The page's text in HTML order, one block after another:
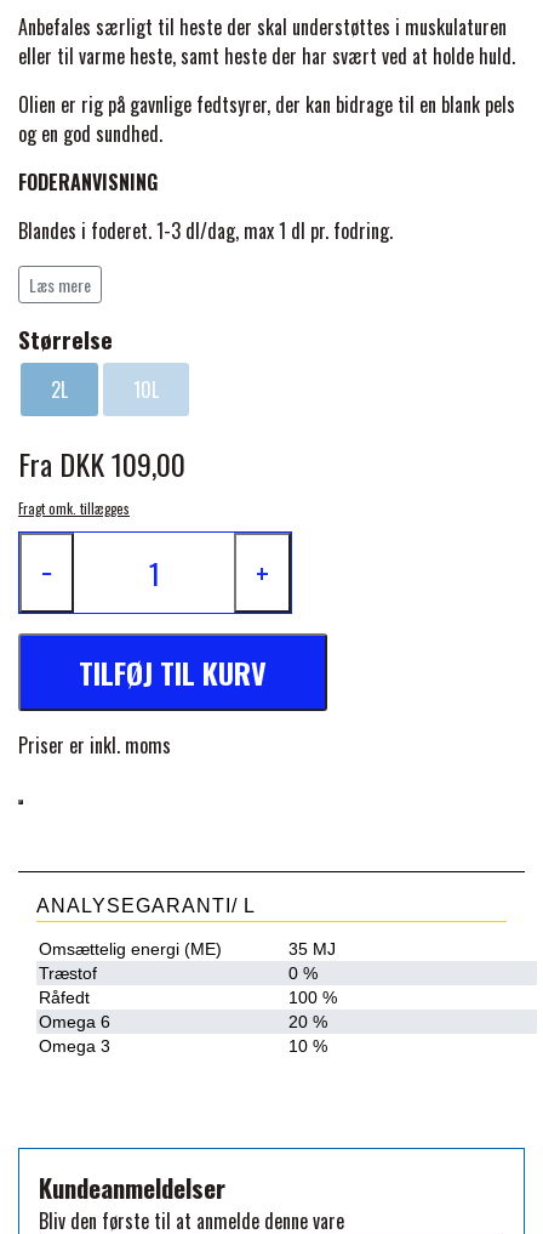
TERAPI PRODUKTER
STRØMPER
HUER & HALSTØRKLÆDER
GAVEARTIKLER VOKSNE
BØRN & JUNIOR
INSEKTBESKYTTELSE
HESTEBOLCHER & TREATS
TILSKUD & VITAMINER
SKO & SMEDEVÆRKTØJ
TRAVDÆKKEN & TILBEHØR
SKO & VÆRKTØJ
GALOP
PREMIER EQUINE LINERS & DÆKKEN
TILBEHØR
PREMIER EQUINE WALKER & RIDEDÆKKEN
PREMIER EQUINE INSEKTBESKYTTELSE
PREMIER EQUINE MAGNET & INFRARØD
PREMIER EQUINE TRENSE & TILBEHØR
PREMIER EQUINE SADLER
PREMIER EQUINE SADEL TILBEHØR
PREMIER EQUINE BENBESKYTTELSE
PREMIER EQUINE TRANSPORT
BESKYTTELSE
PREMIER EQUINE KØLETERAPI
CARR & DAY & MARTIN
DELTACAST
FENWICK LIQUID TITANIUM®
FORAN EQUINE
GP TACK
JACKS
KÄLLQUIST EQUESTIAN
LIKIT
Anbefales særligt til heste der skal understøttes i muskulaturen
eller til varme heste, samt heste der har svært ved at holde huld.
Olien er rig på gavnlige fedtsyrer, der kan bidrage til en blank pels
og en god sundhed.
FODERANVISNING
Blandes i foderet. 1-3 dl/dag, max 1 dl pr. fodring.
1,8 l varer i ca. 9 dage og 10 l varer i ca. 50 dage
SAMMENSÆTNING
Rå vegetabilsk rapsolie
Læs mere
Størrelse
2L 10L
Fra DKK 109,00
Fragt omk. tillægges
− +
TILFØJ TIL KURV
Priser er inkl. moms
ANALYSEGARANTI/ L
Omsættelig energi (ME)
35 MJ
Træstof
0 %
Råfedt
100 %
Omega 6
20 %
Omega 3
10 %
Kundeanmeldelser
Bliv den første til at anmelde denne vare